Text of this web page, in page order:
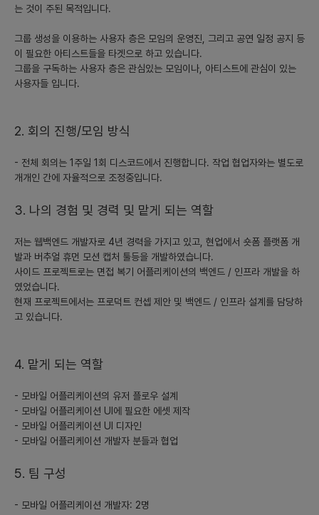
### 3) 시장에서 경쟁력을 가지기위한 차별화 기능이나 전략(세가
- **알림 최적화 기능:**
- 사용자가 중요 공지에만 알림을 받을 수 있도록 세분화된 알림 설
- 각 그룹별 프로필 설정 가능, 불필요한 개인정보 노출 방지.
- **게시 제한 및 통제 기능:**
- 그룹 관리자에게 게시물 수 및 권한 제어 제공으로 정보 품질 유
- **모바일 앱 우선 출시:**
- 이유: 사용자들이 대부분 모바일 환경에서 그룹 관리와 공지를 수
신하기를 선호하며, 실시간으로 정보를 받을 수 있는 환경이 중요합
니다.
능.
### 5) 초기 시장 진입전략(세가지 이상)
- **니치 마케팅:**
- 초기에는 동아리나 작은 그룹 운영자들을 집중 타겟으로 하여 구
- 아티스트 매니지먼트 업체나 작은 회사와의 협력을 통해 초기 사
는 것이 주된 목적입니다.
그룹 생성을 이용하는 사용자 층은 모임의 운영진, 그리고 공연 일정 공지 등
이 필요한 아티스트들을 타겟으로 하고 있습니다.
그룹을 구독하는 사용자 층은 관심있는 모임이나, 아티스트에 관심이 있는
사용자들 입니다.
2. 회의 진행/모임 방식
- 전체 회의는 1주일 1회 디스코드에서 진행합니다. 작업 협업자와는 별도로
개개인 간에 자율적으로 조정중입니다.
3. 나의 경험 및 경력 및 맡게 되는 역할
저는 웹백엔드 개발자로 4년 경력을 가지고 있고, 현업에서 숏폼 플랫폼 개
발과 버추얼 휴먼 모션 캡처 툴등을 개발하였습니다.
사이드 프로젝트로는 면접 복기 어플리케이션의 백엔드 / 인프라 개발을 하
였었습니다.
현재 프로젝트에서는 프로덕트 컨셉 제안 및 백엔드 / 인프라 설계를 담당하
고 있습니다.
4. 맡게 되는 역할
- 모바일 어플리케이션의 유저 플로우 설계
- 모바일 어플리케이션 UI에 필요한 에셋 제작
- 모바일 어플리케이션 UI 디자인
- 모바일 어플리케이션 개발자 분들과 협업
5. 팀 구성
- 모바일 어플리케이션 개발자: 2명